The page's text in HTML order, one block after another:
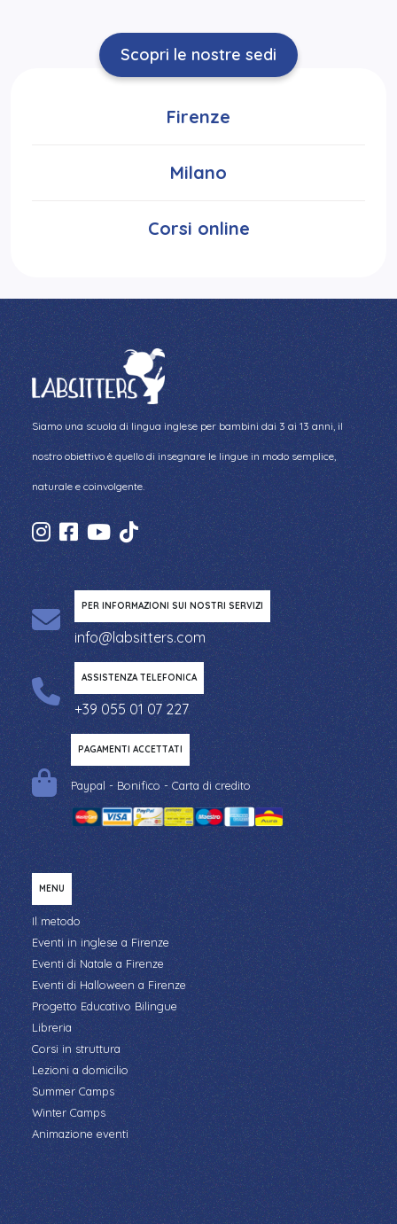
Scopri le nostre sedi
Firenze
Milano
Corsi online
Siamo una scuola di lingua inglese per bambini dai 3 ai 13 anni, il
nostro obiettivo è quello di insegnare le lingue in modo semplice,
naturale e coinvolgente.
PER INFORMAZIONI SUI NOSTRI SERVIZI
info@labsitters.com
ASSISTENZA TELEFONICA
+39 055 01 07 227
PAGAMENTI ACCETTATI
Paypal - Bonifico - Carta di credito
MENU
Il metodo
Eventi in inglese a Firenze
Eventi di Natale a Firenze
Eventi di Halloween a Firenze
Progetto Educativo Bilingue
Libreria
Corsi in struttura
Lezioni a domicilio
Summer Camps
Winter Camps
Animazione eventi